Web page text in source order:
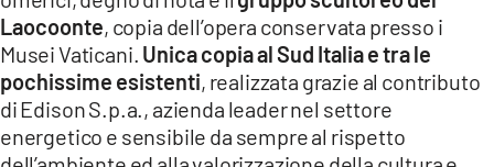
App
ANDROID
APPLE
Laocoonte, copia dell’opera conservata presso i
Musei Vaticani. Unica copia al Sud Italia e tra le
pochissime esistenti, realizzata grazie al contributo
di Edison S.p.a., azienda leader nel settore
energetico e sensibile da sempre al rispetto